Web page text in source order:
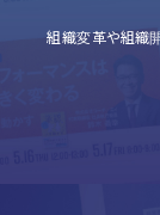
組織変革や組織